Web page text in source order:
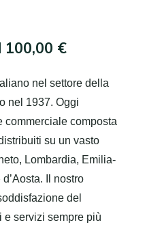
100,00 €
nel settore della
nel 1937. Oggi
commerciale composta
su un vasto
Lombardia, Emilia-
Il nostro
del
e servizi sempre più